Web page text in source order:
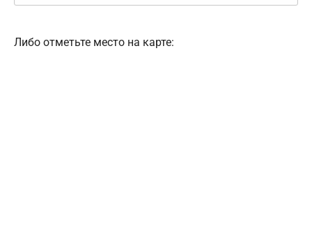
Либо отметьте место на карте: